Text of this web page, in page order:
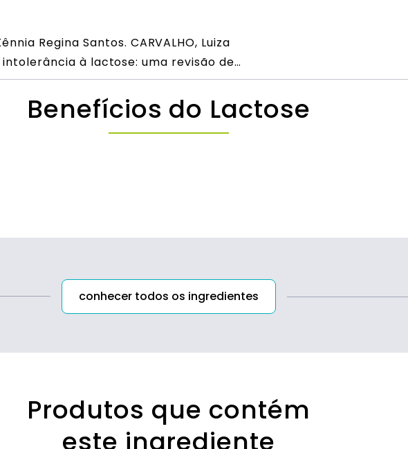
Regina Santos. CARVALHO, Luiza
à lactose: uma revisão de
Benefícios do Lactose
conhecer todos os ingredientes
Produtos que contém
este ingrediente